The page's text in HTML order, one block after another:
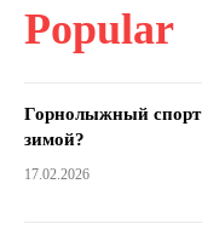
Popular
Горнолыжный спорт
зимой?
17.02.2026